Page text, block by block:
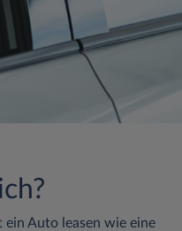
Auto leasen wie eine